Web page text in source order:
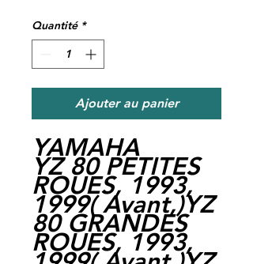
Quantité *
Ajouter au panier
YAMAHA
YZ 80 PETITES
ROUES, 1993,
1999( Avant,)YZ
80 GRANDES
ROUES, 1993,